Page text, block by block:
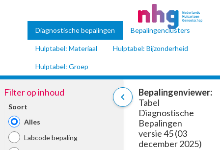
Diagnostische bepalingen Bepalingenclusters
Hulptabel: Materiaal Hulptabel: Bijzonderheid
Hulptabel: Groep
chevron_left
Filter op inhoud
Soort
Alles
Labcode bepaling
Bepalingenviewer:
Tabel
Diagnostische
Bepalingen
versie 45 (03
december 2025)